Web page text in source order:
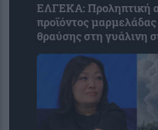
ΕΛΓΕΚΑ: Προληπτική
προϊόντος
θραύσης στη γυάλινη